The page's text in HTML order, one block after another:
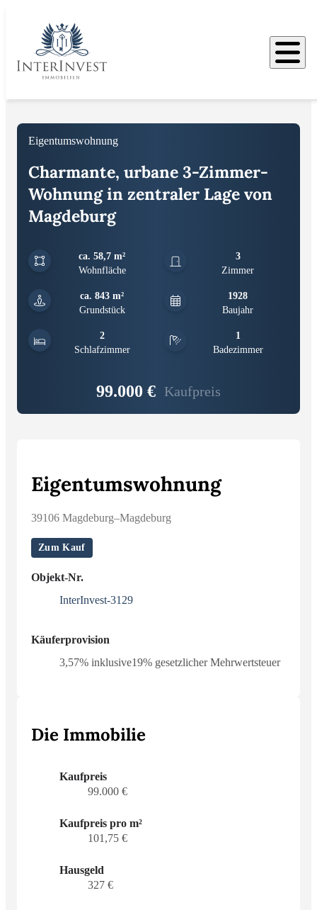
Bilder
Eigentumswohnung
Charmante, urbane 3-Zimmer-
Wohnung in zentraler Lage von
Magdeburg
ca. 58,7 m²
Wohnfläche
3
Zimmer
ca. 843 m²
Grundstück
1928
Baujahr
2
Schlafzimmer
1
Badezimmer
99.000 € Kaufpreis
Eigentumswohnung
39106 Magdeburg–Magdeburg
Zum Kauf
Objekt-Nr.
InterInvest-3129
Käuferprovision
3,57% inklusive19% gesetzlicher Mehrwertsteuer
Die Immobilie
Kaufpreis
99.000 €
Kaufpreis pro m²
101,75 €
Hausgeld
327 €